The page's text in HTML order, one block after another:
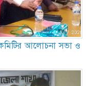
আলোচনা সভা ও